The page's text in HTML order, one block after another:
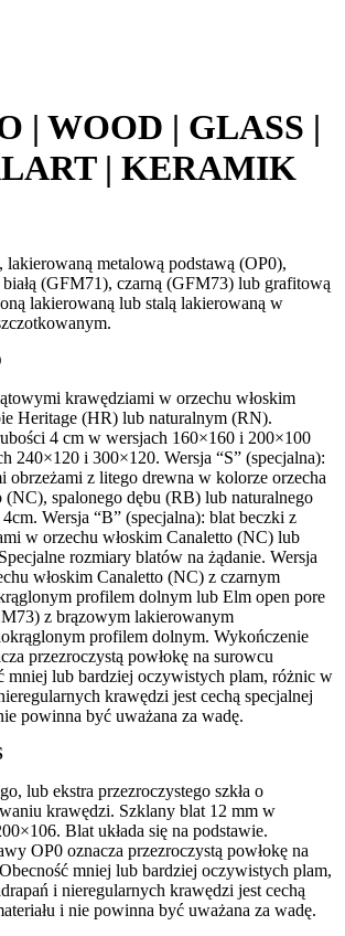
| WOOD | GLASS |
| KERAMIK
lakierowaną metalową podstawą (OP0),
(GFM71), czarną (GFM73) lub grafitową
lakierowaną lub stalą lakierowaną w
krawędziami w orzechu włoskim
Heritage (HR) lub naturalnym (RN).
4 cm w wersjach 160×160 i 200×100
240×120 i 300×120. Wersja “S” (specjalna):
obrzeżami z litego drewna w kolorze orzecha
(NC), spalonego dębu (RB) lub naturalnego
Wersja “B” (specjalna): blat beczki z
w orzechu włoskim Canaletto (NC) lub
rozmiary blatów na żądanie. Wersja
włoskim Canaletto (NC) z czarnym
profilem dolnym lub Elm open pore
z brązowym lakierowanym
profilem dolnym. Wykończenie
przezroczystą powłokę na surowcu
mniej lub bardziej oczywistych plam, różnic w
krawędzi jest cechą specjalnej
powinna być uważana za wadę.
lub ekstra przezroczystego szkła o
krawędzi. Szklany blat 12 mm w
Blat układa się na podstawie.
OP0 oznacza przezroczystą powłokę na
mniej lub bardziej oczywistych plam,
i nieregularnych krawędzi jest cechą
i nie powinna być uważana za wadę.